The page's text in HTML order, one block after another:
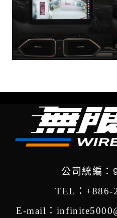
公司統編
TEL：+886-
E-mail：